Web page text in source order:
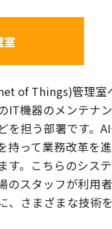
室
of Things)管理室
IT機器のメンテナ
を担う部署です。
持って業務改革を
す。こちらのシス
のスタッフが利用
、さまざまな技術